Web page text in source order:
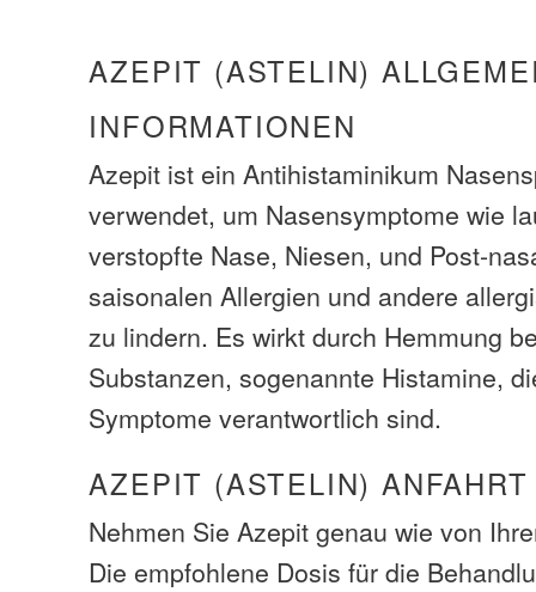
AZEPIT (ASTELIN)
INFORMATIONEN
Azepit ist ein Antihistaminikum
verwendet, um Nasensymptome wie
verstopfte Nase, Niesen, und Post-
saisonalen Allergien und andere
zu lindern. Es wirkt durch Hemmung
Substanzen, sogenannte Histamine,
Symptome verantwortlich sind.
AZEPIT (ASTELIN) ANFAHRT
Nehmen Sie Azepit genau wie von
Die empfohlene Dosis für die